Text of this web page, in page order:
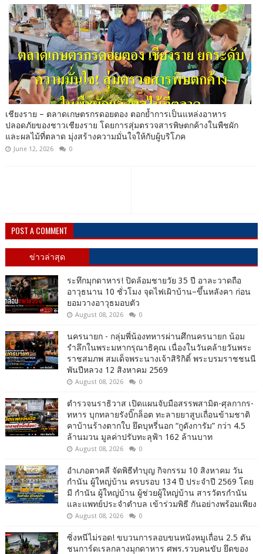
เชียงราย – ตลาดเกษตรกรดอยตอง ตอกย้ำการเป็นแหล่งอาหาร
ปลอดภัยของชาวเชียงราย โดยการสุ่มตรวจสารพิษตกค้างในพืชผัก
และผลไม้ที่ตลาด มุ่งสร้างความมั่นใจให้กับผู้บริโภค
June 12, 2026 0
POST A COMMENT
ข่าวล่าสุด
ระทึกมุกดาหาร! ปิดล้อมชายวัย 35 ปี อาละวาดถือ
อาวุธนาน 10 ชั่วโมง จุดไฟเผิาบ้าน–ขึ้นหลังคา ก่อน
ยอมวางอาวุธมอบตัว
August 08, 2026 0
นครนายก - กลุ่มพี่น้องทหารผ่านศึกนครนายก น้อม
รำลึกในพระมหากรุณาธิคุณ เนื่องในวันคล้ายวันพระ
ราชสมภพ สมเด็จพระนางเจ้าสิริกิติ์ พระบรมราชชนนี
พันปีหลวง 12 สิงหาคม 2569
August 08, 2026 0
ตำรวจนราธิวาส เปิดแผนจับมือสรรพสามิต-ศุลกากร-
ทหาร บุกทลายรังบิ๊กล็อต ทะลายยาสูบเถื่อนข้ามชาติ
คาบ้านร้างตากใบ ยึดบุหรี่นอก “กูดังการัม” กว่า 4.5
ล้านมวน มูลค่าปรับทะลุฟ้า 162 ล้านบาท
August 08, 2026 0
อำเภอตาคลี จัดพิธีทำบุญ กิจกรรม 10 สิงหาคม วัน
กำนัน ผู้ใหญ่บ้าน ครบรอบ 134 ปี ประจำปี 2569 โดย
มี กำนัน ผู้ใหญ่บ้าน ผู้ช่วยผู้ใหญ่บ้าน สารวัตรกำนัน
และแพทย์ประจำตำบล เข้าร่วมพิธี กันอย่างพร้อมเพียง
August 08, 2026 0
ซิ่งหนีไม่รอด! ขบวนการลอบขนหนังหมูเถื่อน 2.5 ตัน
ชนการ์ดเรลกลางมุกดาหาร ศพร.รวบคนขับ ยึดของ